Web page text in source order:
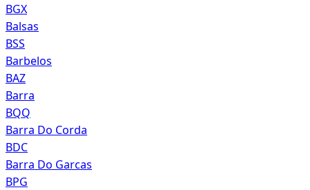
BGX
Balsas
BSS
Barbelos
BAZ
Barra
BQQ
Barra Do Corda
BDC
Barra Do Garcas
BPG